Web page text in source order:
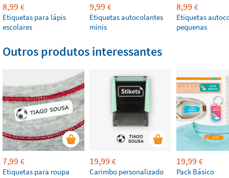
8,99 €
Etiquetas para lápis
escolares
9,99 €
Etiquetas autocolantes
minis
8,99 €
Etiquetas
pequenas
Outros produtos interessantes
7,99 €
Etiquetas para roupa
19,99 €
Carimbo personalizado
19,99 €
Pack Básico